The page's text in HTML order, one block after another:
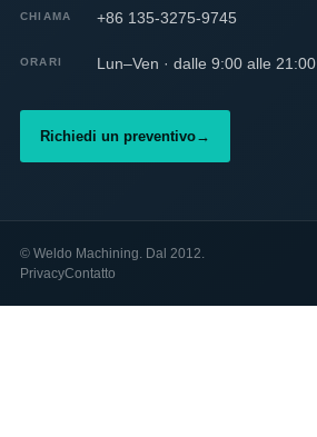
CHIAMA +86 135-3275-9745
ORARI Lun–Ven · dalle 9:00 alle 21:00
Richiedi un preventivo→
© Weldo Machining. Dal 2012.
PrivacyContatto